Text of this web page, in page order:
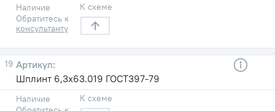
Наличие
Обратитесь к
консультанту
К схеме
19
Шплинт 6,3х63.019 ГОСТ397-79
Наличие
К схеме